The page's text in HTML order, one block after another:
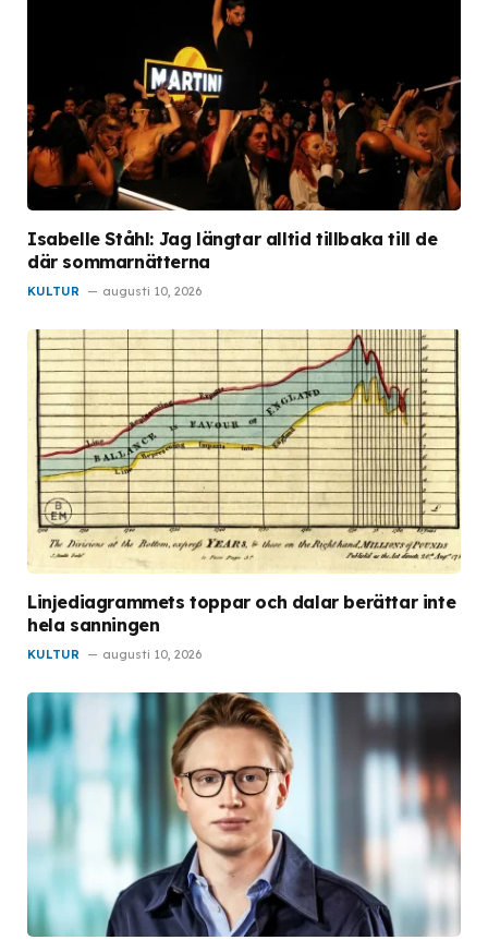
Isabelle Ståhl: Jag längtar alltid tillbaka till de
där sommarnätterna
KULTUR augusti 10, 2026
Linjediagrammets toppar och dalar berättar inte
hela sanningen
KULTUR augusti 10, 2026